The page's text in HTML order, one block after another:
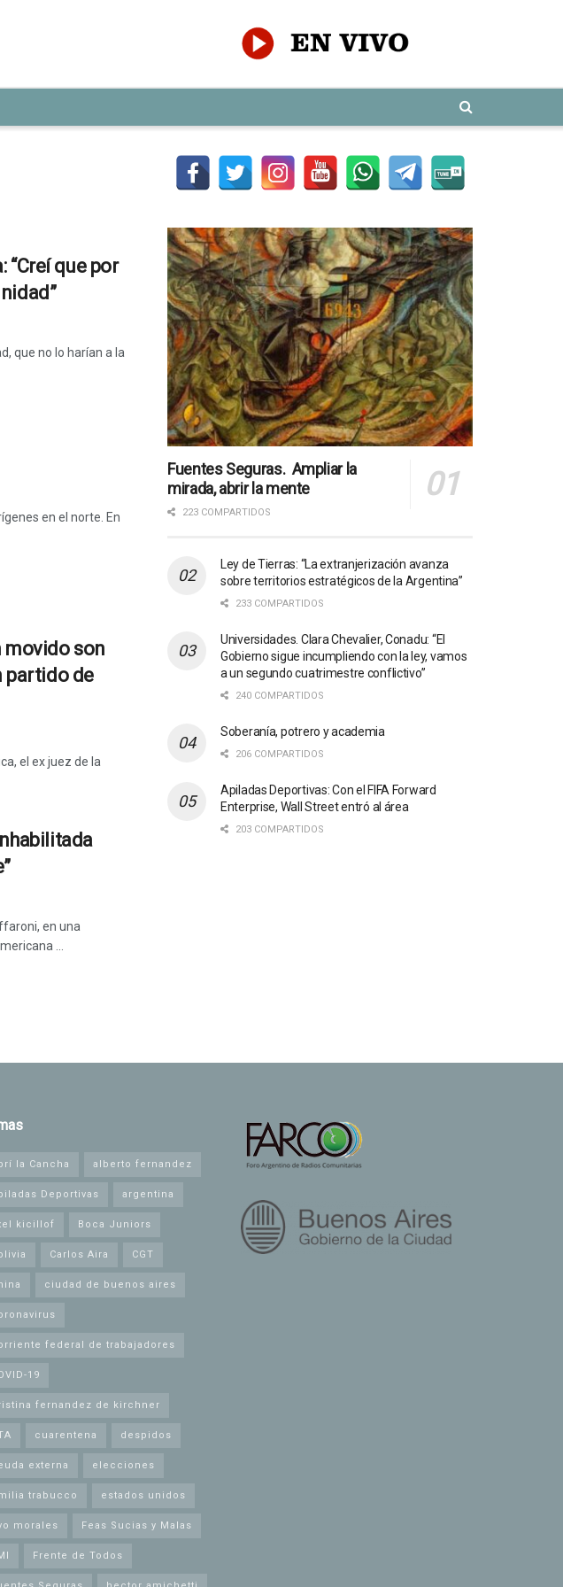
que por
que no lo harían a la
en el norte. En
movido son
partido de
el ex juez de la
en una
...
Fuentes Seguras. Ampliar la
mirada, abrir la mente
223 COMPARTIDOS
Ley de Tierras: “La extranjerización avanza
sobre territorios estratégicos de la Argentina”
233 COMPARTIDOS
Universidades. Clara Chevalier, Conadu: “El
Gobierno sigue incumpliendo con la ley, vamos
a un segundo cuatrimestre conflictivo”
240 COMPARTIDOS
Soberanía, potrero y academia
206 COMPARTIDOS
Apiladas Deportivas: Con el FIFA Forward
Enterprise, Wall Street entró al área
203 COMPARTIDOS
la Cancha alberto fernandez
Deportivas argentina
kicillof Boca Juniors
Carlos Aira CGT
ciudad de buenos aires
federal de trabajadores
19
fernandez de kirchner
cuarentena despidos
externa elecciones
trabucco estados unidos
morales Feas Sucias y Malas
Frente de Todos